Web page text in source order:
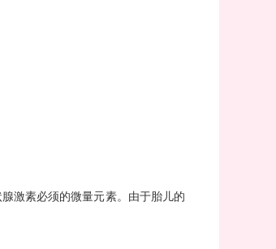
激素必须的微量元素。由于胎儿的